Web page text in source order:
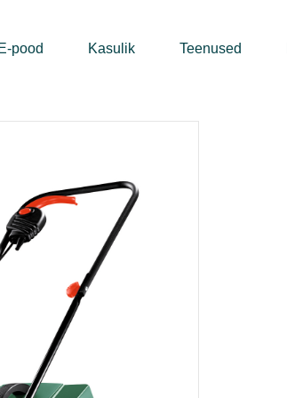
E-pood Kasulik Teenused